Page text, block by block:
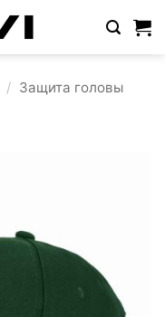
/ Защита головы